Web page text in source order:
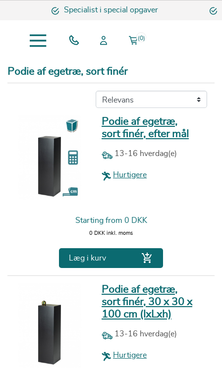
Specialist i special opgaver
(0)
Podie af egetræ, sort finér
Podie af egetræ,
sort finér, efter mål
13-16 hverdag(e)
Hurtigere
Starting from Pris
0 DKK
0 DKK inkl. moms
Læg i kurv 
Podie af egetræ,
sort finér, 30 x 30 x
100 cm (lxLxh)
13-16 hverdag(e)
Hurtigere